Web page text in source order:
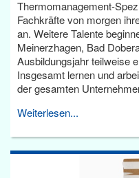
Thermomanagement-
Fachkräfte von morgen
an. Weitere Talente
Meinerzhagen, Bad
Ausbildungsjahr teilweise
Insgesamt lernen und
der gesamten
Weiterlesen...